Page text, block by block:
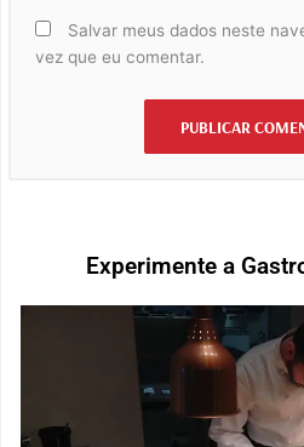
Salvar meus dados neste
vez que eu comentar.
Experimente a